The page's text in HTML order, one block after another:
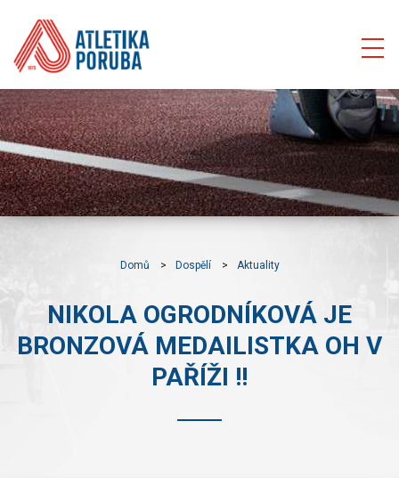
Domů Dospělí Aktuality
NIKOLA OGRODNÍKOVÁ JE
BRONZOVÁ MEDAILISTKA OH V
PAŘÍŽI !!